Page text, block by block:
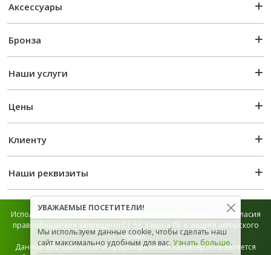
Аксессуары
Бронза
Наши услуги
Цены
Клиенту
Наши реквизиты
Использование графической и текстовой информации без согласия
правообладателя запрещено Ст. 56 Закона РБ о защите авторского
права.
Данный веб-сайт носит информационный характер и не является
УВАЖАЕМЫЕ ПОСЕТИТЕЛИ!
Мы используем данные cookie, чтобы сделать наш
сайт максимально удобным для вас. Узнать больше.